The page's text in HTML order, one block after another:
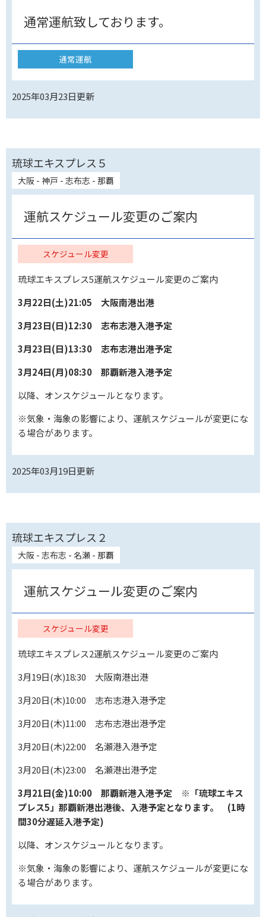
通常運航致しております。
通常運航
2025年03月23日更新
琉球エキスプレス５
大阪 - 神戸 - 志布志 - 那覇
運航スケジュール変更のご案内
スケジュール変更
琉球エキスプレス5運航スケジュール変更のご案内
3月22日(土)21:05 大阪南港出港
3月23日(日)12:30 志布志港入港予定
3月23日(日)13:30 志布志港出港予定
3月24日(月)08:30 那覇新港入港予定
以降、オンスケジュールとなります。
※気象・海象の影響により、運航スケジュールが変更にな
る場合があります。
2025年03月19日更新
琉球エキスプレス２
大阪 - 志布志 - 名瀬 - 那覇
運航スケジュール変更のご案内
スケジュール変更
琉球エキスプレス2運航スケジュール変更のご案内
3月19日(水)18:30 大阪南港出港
3月20日(木)10:00 志布志港入港予定
3月20日(木)11:00 志布志港出港予定
3月20日(木)22:00 名瀬港入港予定
3月20日(木)23:00 名瀬港出港予定
3月21日(金)10:00 那覇新港入港予定 ※「琉球エキス
プレス5」那覇新港出港後、入港予定となります。 (1時
間30分遅延入港予定)
以降、オンスケジュールとなります。
※気象・海象の影響により、運航スケジュールが変更にな
る場合があります。